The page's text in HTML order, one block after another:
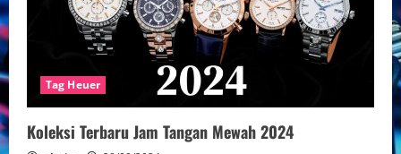
Tag Heuer
Koleksi Terbaru Jam Tangan Mewah 2024